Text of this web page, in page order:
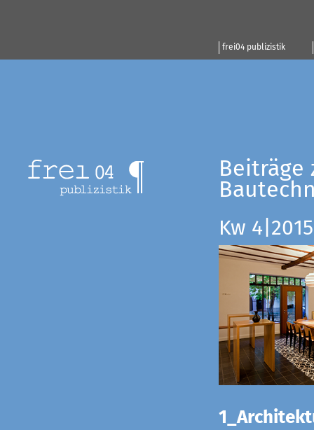
frei04 publizistik
Beiträge
Kw